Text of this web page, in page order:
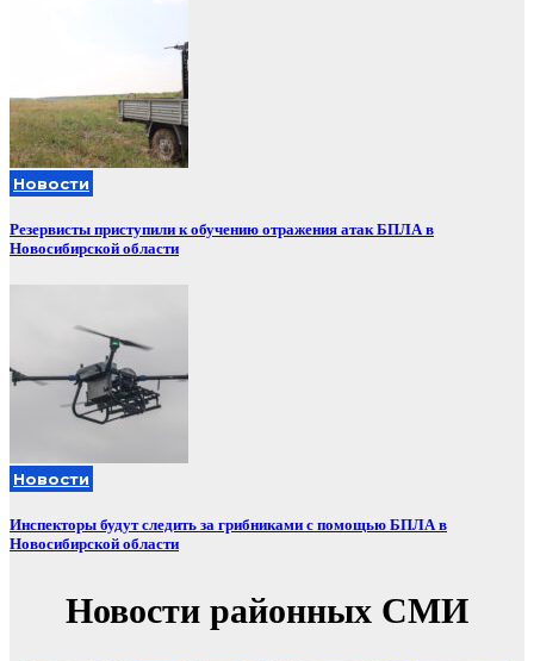
Новости
Резервисты приступили к обучению отражения атак БПЛА в
Новосибирской области
Новости
Инспекторы будут следить за грибниками с помощью БПЛА в
Новосибирской области